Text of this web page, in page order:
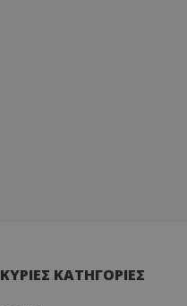
ΚΥΡΙΕΣ ΚΑΤΗΓΟΡΙΕΣ